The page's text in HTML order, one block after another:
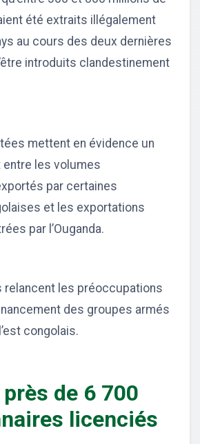
été extraits illégalement
au cours des deux dernières
introduits clandestinement
mettent en évidence un
les volumes
par certaines
et les exportations
par l’Ouganda.
relancent les préoccupations
des groupes armés
congolais.
de 6 700
licenciés